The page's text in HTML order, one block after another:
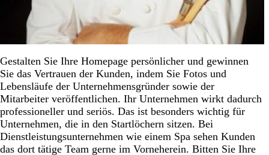
Gestalten Sie Ihre Homepage persönlicher und gewinnen
Sie das Vertrauen der Kunden, indem Sie Fotos und
Lebensläufe der Unternehmensgründer sowie der
Mitarbeiter veröffentlichen. Ihr Unternehmen wirkt dadurch
professioneller und seriös. Das ist besonders wichtig für
Unternehmen, die in den Startlöchern sitzen. Bei
Dienstleistungsunternehmen wie einem Spa sehen Kunden
das dort tätige Team gerne im Vorneherein. Bitten Sie Ihre